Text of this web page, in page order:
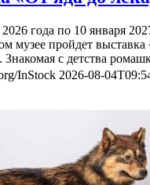
года по 10 января
музее пройдет выставка
Знакомая с детства
InStock 2026-08-